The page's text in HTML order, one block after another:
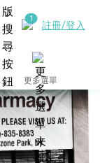
註冊/登入
更多選單